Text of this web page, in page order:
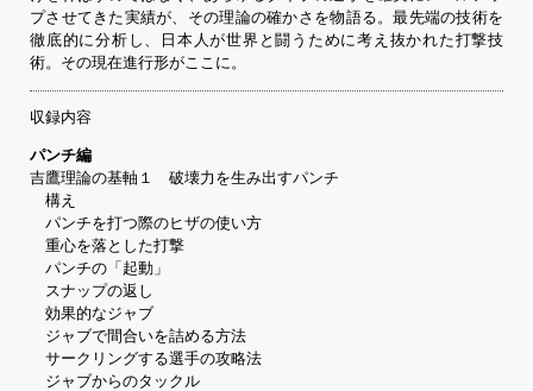
プさせてきた実績が、その理論の確かさを物語る。最先端の技術を
徹底的に分析し、日本人が世界と闘うために考え抜かれた打撃技
術。その現在進行形がここに。
収録内容
パンチ編
吉鷹理論の基軸１ 破壊力を生み出すパンチ
構え
パンチを打つ際のヒザの使い方
重心を落とした打撃
パンチの「起動」
スナップの返し
効果的なジャブ
ジャブで間合いを詰める方法
サークリングする選手の攻略法
ジャブからのタックル